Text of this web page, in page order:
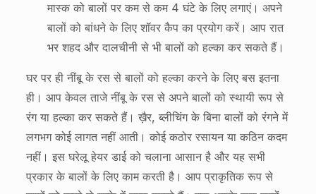
मास्क को बालों पर कम से कम 4 घंटे के लिए लगाएं। अपने
बालों को बांधने के लिए शॉवर कैप का प्रयोग करें। आप रात
भर शहद और दालचीनी से भी बालों को हल्का कर सकते हैं।
घर पर ही नींबू के रस से बालों को हल्का करने के लिए बस इतना
ही। आप केवल ताजे नींबू के रस से अपने बालों को स्थायी रूप से
रंग या हल्का कर सकते हैं। ख़ैर, ब्लीचिंग के बिना बालों को रंगने में
लगभग कोई लागत नहीं आती। कोई कठोर रसायन या कठिन कदम
नहीं। इस घरेलू हेयर डाई को चलाना आसान है और यह सभी
प्रकार के बालों के लिए काम करती है। आप प्राकृतिक रूप से